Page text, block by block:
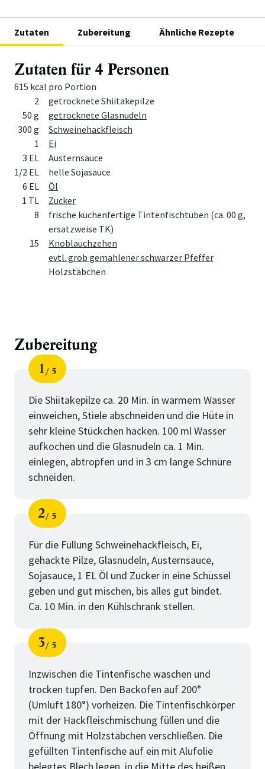
Zutaten Zubereitung Ähnliche Rezepte
Zutaten für 4 Personen
615 kcal pro Portion
Menge
Zutat
2
getrocknete Shiitakepilze
50 g
getrocknete Glasnudeln
300 g
Schweinehackfleisch
1
Ei
3 EL
Austernsauce
1/2 EL
helle Sojasauce
6 EL
Öl
1 TL
Zucker
8
frische küchenfertige Tintenfischtuben (ca. 00 g,
ersatzweise TK)
15
Knoblauchzehen
evtl. grob gemahlener schwarzer Pfeffer
Holzstäbchen
Zubereitung
Schritt
1
von
5
Die Shiitakepilze ca. 20 Min. in warmem Wasser
einweichen, Stiele abschneiden und die Hüte in
sehr kleine Stückchen hacken. 100 ml Wasser
aufkochen und die Glasnudeln ca. 1 Min.
einlegen, abtropfen und in 3 cm lange Schnüre
schneiden.
Schritt
2
von
5
Für die Füllung Schweinehackfleisch, Ei,
gehackte Pilze, Glasnudeln, Austernsauce,
Sojasauce, 1 EL Öl und Zucker in eine Schüssel
geben und gut mischen, bis alles gut bindet.
Ca. 10 Min. in den Kühlschrank stellen.
Schritt
3
von
5
Inzwischen die Tintenfische waschen und
trocken tupfen. Den Backofen auf 200°
(Umluft 180°) vorheizen. Die Tintenfischkörper
mit der Hackfleischmischung füllen und die
Öffnung mit Holzstäbchen verschließen. Die
gefüllten Tintenfische auf ein mit Alufolie